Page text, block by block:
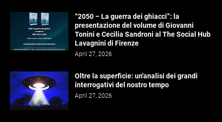
“2050 – La guerra dei ghiacci”: la
presentazione del volume di Giovanni
Tonini e Cecilia Sandroni al The Social Hub
Lavagnini di Firenze
April 27, 2026
Oltre la superficie: un'analisi dei grandi
interrogativi del nostro tempo
April 27, 2026